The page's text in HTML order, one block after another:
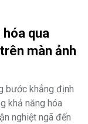
hóa qua
màn ảnh
bước khẳng định
khả năng hóa
nghiệt ngã đến